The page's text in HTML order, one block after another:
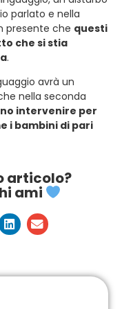
parlato e nella
presente che questi
che si stia
.
avrà un
nella seconda
intervenire per
i bambini di pari
articolo?
ami